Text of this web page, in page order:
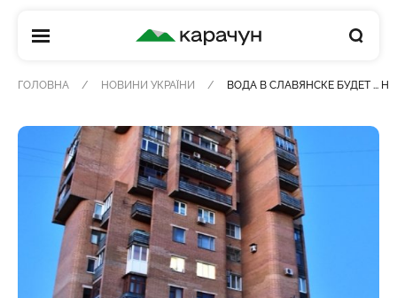
КАРАЧУН
ГОЛОВНА НОВИНИ УКРАЇНИ ВОДА В СЛАВЯНСКЕ БУДЕТ ...